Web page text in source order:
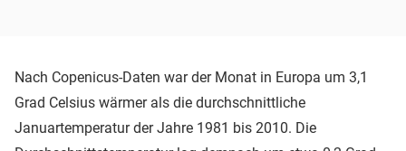
Nach Copenicus-Daten war der Monat in Europa um 3,1
Grad Celsius wärmer als die durchschnittliche
Januartemperatur der Jahre 1981 bis 2010. Die